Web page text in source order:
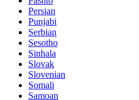
Persian
Punjabi
Serbian
Sesotho
Sinhala
Slovak
Slovenian
Somali
Samoan